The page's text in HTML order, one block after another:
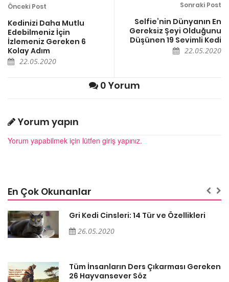
Önceki Post
Kedinizi Daha Mutlu
Edebilmeniz İçin
İzlemeniz Gereken 6
Kolay Adım
22.05.2020
Sonraki Post
Selfie’nin Dünyanın En
Gereksiz Şeyi Olduğunu
Düşünen 19 Sevimli Kedi
22.05.2020
0 Yorum
Yorum yapın
Yorum yapabilmek için lütfen giriş yapınız.
En Çok Okunanlar
Gri Kedi Cinsleri: 14 Tür ve Özellikleri
26.05.2020
Tüm İnsanların Ders Çıkarması Gereken
26 Hayvansever Söz